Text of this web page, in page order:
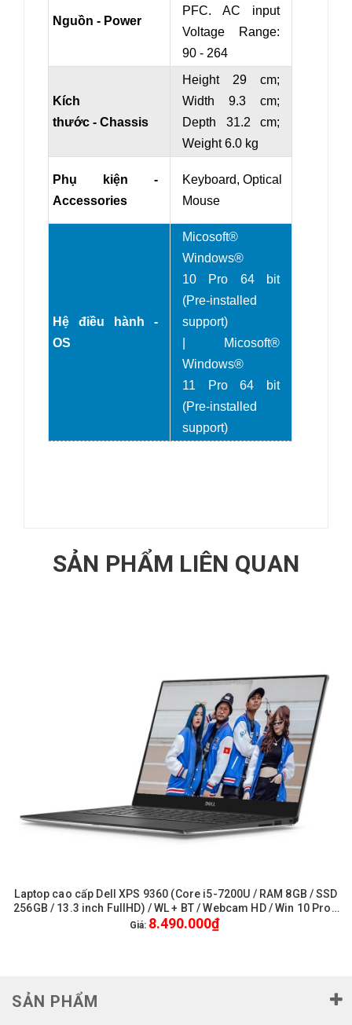
Nguồn - Power
PFC. AC input
Voltage Range:
90 - 264
Kích
thước - Chassis
Height 29 cm;
Width 9.3 cm;
Depth 31.2 cm;
Weight 6.0 kg
Phụ kiện -
Accessories
Keyboard, Optical
Mouse
Hệ điều hành -
OS
Micosoft®
Windows®
10 Pro 64 bit
(Pre-installed
support)
| Micosoft®
Windows®
11 Pro 64 bit
(Pre-installed
support)
SẢN PHẨM LIÊN QUAN
Laptop cao cấp Dell XPS 9360 (Core i5-7200U / RAM 8GB / SSD
256GB / 13.3 inch FullHD) / WL + BT / Webcam HD / Win 10 Pro -
Like New
Giá: 8.490.000₫
SẢN PHẨM